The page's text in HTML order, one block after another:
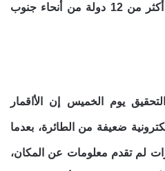
بحرية وطائرات عسكرية من أكثر من 12 دولة من أنحاء جنوب
يوم الخميس إن الأاقمار
ضعيفة من الطائرة، بعدما
لم تقدم معلومات عن المكان،